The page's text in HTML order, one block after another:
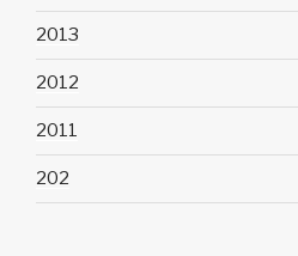
2013
2012
2011
202